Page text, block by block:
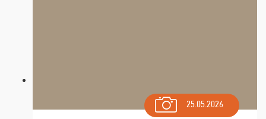
25.05.2026